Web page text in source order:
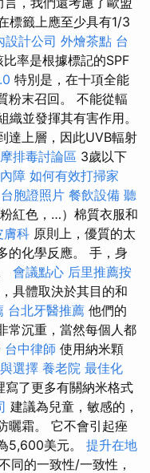
標籤上應至少具有1/3
設計公司 外燴茶點 台
比率是根據標記的SPF
特別是，在十項全能
粉末召回。 不能從輻
並發揮其有害作用。
達上層，因此UVB輻射
排毒討論區 3歲以下
障 如何有效打掃家
台胞證照片 餐飲設備 聽
紅色，…）棉質衣服和
膚科 原則上，優質的太
的化學反應。 手，身
會議點心 后里推薦按
具體取決於其目的和
台北牙醫推薦 他們的
常沉重，當然每個人都
台中律師 使用納米顆
選擇 養老院 最佳化
寫了更多有關納米格式
建議為兒童，敏感的，
曬霜。 它不會引起痤
5,600美元。 提升在地
同的一致性/一致性，